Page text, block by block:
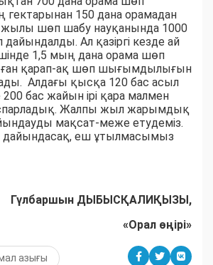
150 дана орамадан
шөп шабу науқанында 1000
Ал қазіргі кезде ай
1,5 мың дана орама шөп
қарап-ақ шөп шығымдылығын
Алдағы қысқа 120 бас асыл
бас жайын ірі қара малмен
Жалпы жыл жарымдық
мақсат-меже етудеміз.
дайындасақ, еш ұтылмасымыз
Гүлбаршын ДЫБЫСҚАЛИҚЫЗЫ,
«Орал өңірі»
азығы